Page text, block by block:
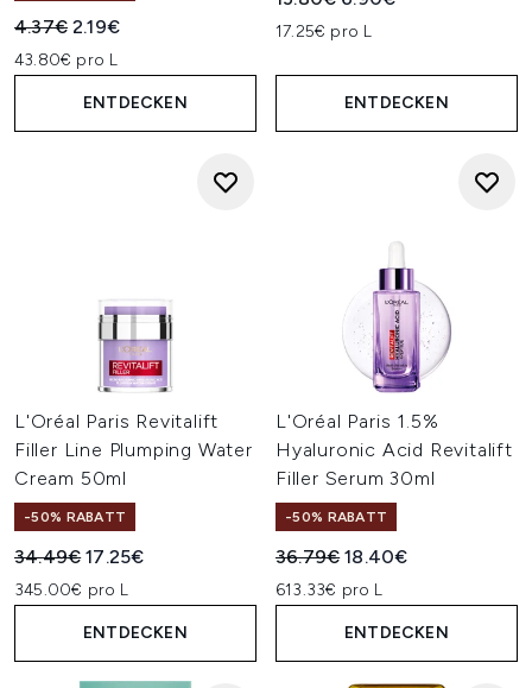
Unverbindliche Preisempfehlung:
4.37€ Aktueller Preis:
2.19€
43.80€ pro L
ENTDECKEN
17.25€ pro L
ENTDECKEN
L'Oréal Paris Revitalift
Filler Line Plumping Water
Cream 50ml
-50% RABATT
Unverbindliche Preisempfehlung:
34.49€Aktueller Preis:
17.25€
345.00€ pro L
ENTDECKEN
L'Oréal Paris 1.5%
Hyaluronic Acid Revitalift
Filler Serum 30ml
-50% RABATT
Unverbindliche
36.79€Aktueller Preis:
18.40€
613.33€ pro L
ENTDECKEN